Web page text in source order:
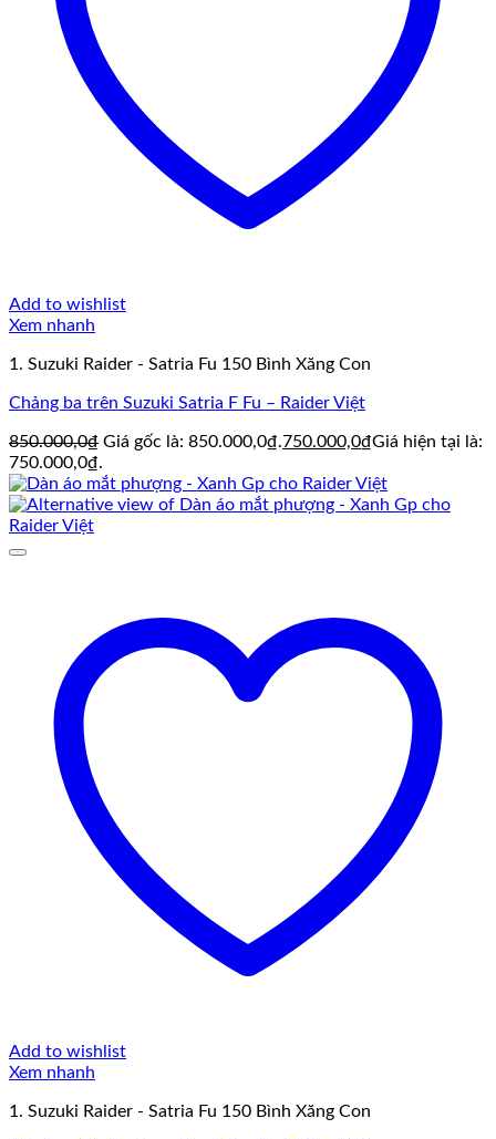
Add to wishlist
Xem nhanh
1. Suzuki Raider - Satria Fu 150 Bình Xăng Con
Chảng ba trên Suzuki Satria F Fu – Raider Việt
850.000,0₫ Giá gốc là: 850.000,0₫.750.000,0₫Giá hiện tại là:
750.000,0₫.
Add to wishlist
Xem nhanh
1. Suzuki Raider - Satria Fu 150 Bình Xăng Con